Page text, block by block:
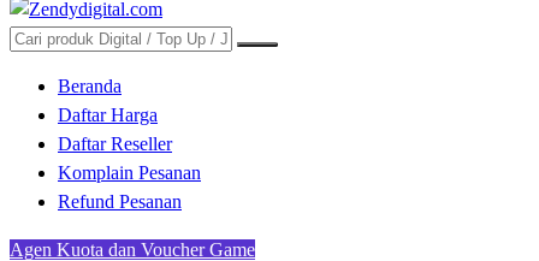
Beranda
Daftar Harga
Daftar Reseller
Komplain Pesanan
Refund Pesanan
Agen Kuota dan Voucher Game